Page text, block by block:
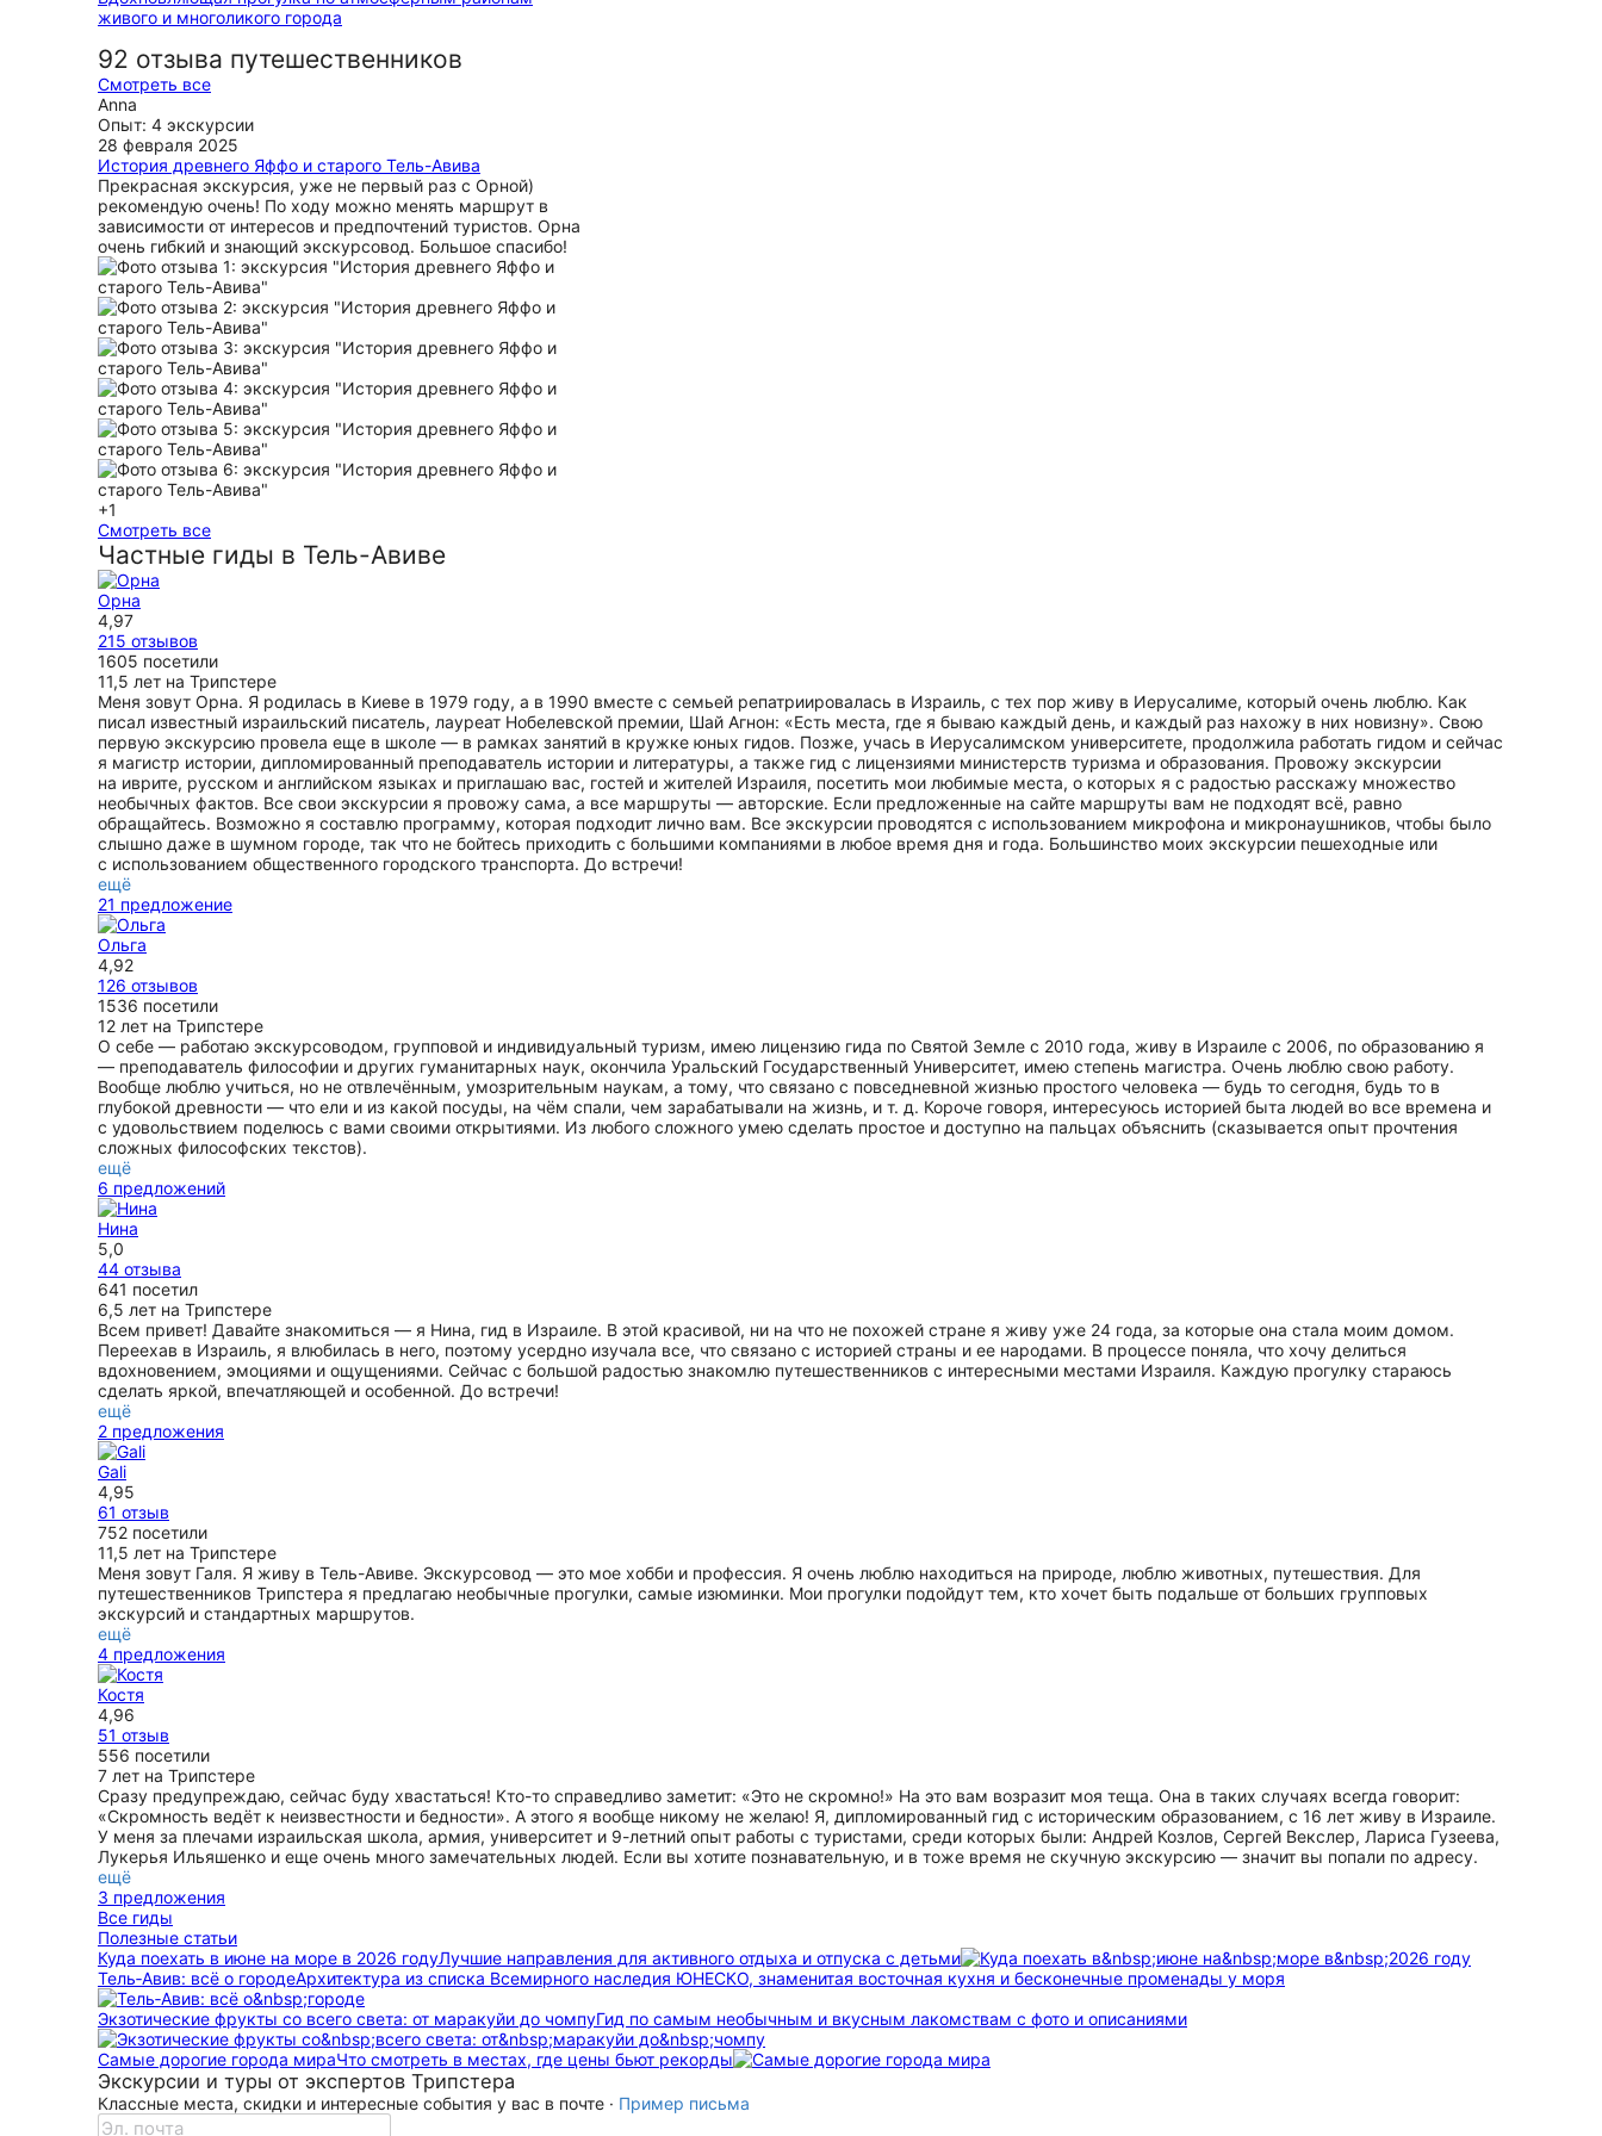
живого и многоликого города
92 отзыва путешественников
Смотреть все
Anna
Опыт: 4 экскурсии
28 февраля 2025
История древнего Яффо и старого Тель-Авива
Прекрасная экскурсия, уже не первый раз с Орной)
рекомендую очень! По ходу можно менять маршрут в
зависимости от интересов и предпочтений туристов. Орна
очень гибкий и знающий экскурсовод. Большое спасибо!
+1
Смотреть все
Частные гиды в Тель-Авиве
Орна
4,97
215 отзывов
1605 посетили
11,5 лет на Трипстере
Меня зовут Орна. Я родилась в Киеве в 1979 году, а в 1990 вместе с семьей репатриировалась в Израиль, с тех пор живу в Иерусалиме, который очень люблю. Как
писал известный израильский писатель, лауреат Нобелевской премии, Шай Агнон: «Есть места, где я бываю каждый день, и каждый раз нахожу в них новизну». Свою
первую экскурсию провела еще в школе — в рамках занятий в кружке юных гидов. Позже, учась в Иерусалимском университете, продолжила работать гидом и сейчас
я магистр истории, дипломированный преподаватель истории и литературы, а также гид с лицензиями министерств туризма и образования. Провожу экскурсии
на иврите, русском и английском языках и приглашаю вас, гостей и жителей Израиля, посетить мои любимые места, о которых я с радостью расскажу множество
необычных фактов. Все свои экскурсии я провожу сама, а все маршруты — авторские. Если предложенные на сайте маршруты вам не подходят всё, равно
обращайтесь. Возможно я составлю программу, которая подходит лично вам. Все экскурсии проводятся с использованием микрофона и микронаушников, чтобы было
слышно даже в шумном городе, так что не бойтесь приходить с большими компаниями в любое время дня и года. Большинство моих экскурсии пешеходные или
с использованием общественного городского транспорта. До встречи!
ещё
21 предложение
Ольга
4,92
126 отзывов
1536 посетили
12 лет на Трипстере
О себе — работаю экскурсоводом, групповой и индивидуальный туризм, имею лицензию гида по Святой Земле с 2010 года, живу в Израиле с 2006, по образованию я
— преподаватель философии и других гуманитарных наук, окончила Уральский Государственный Университет, имею степень магистра. Очень люблю свою работу.
Вообще люблю учиться, но не отвлечённым, умозрительным наукам, а тому, что связано с повседневной жизнью простого человека — будь то сегодня, будь то в
глубокой древности — что ели и из какой посуды, на чём спали, чем зарабатывали на жизнь, и т. д. Короче говоря, интересуюсь историей быта людей во все времена и
с удовольствием поделюсь с вами своими открытиями. Из любого сложного умею сделать простое и доступно на пальцах объяснить (сказывается опыт прочтения
сложных философских текстов).
ещё
6 предложений
Нина
5,0
44 отзыва
641 посетил
6,5 лет на Трипстере
Всем привет! Давайте знакомиться — я Нина, гид в Израиле. В этой красивой, ни на что не похожей стране я живу уже 24 года, за которые она стала моим домом.
Переехав в Израиль, я влюбилась в него, поэтому усердно изучала все, что связано с историей страны и ее народами. В процессе поняла, что хочу делиться
вдохновением, эмоциями и ощущениями. Сейчас с большой радостью знакомлю путешественников с интересными местами Израиля. Каждую прогулку стараюсь
cделать яркой, впечатляющей и особенной. До встречи!
ещё
2 предложения
Gali
4,95
61 отзыв
752 посетили
11,5 лет на Трипстере
Меня зовут Галя. Я живу в Тель-Авиве. Экскурсовод — это мое хобби и профессия. Я очень люблю находиться на природе, люблю животных, путешествия. Для
путешественников Трипстера я предлагаю необычные прогулки, самые изюминки. Мои прогулки подойдут тем, кто хочет быть подальше от больших групповых
экскурсий и стандартных маршрутов.
ещё
4 предложения
Костя
4,96
51 отзыв
556 посетили
7 лет на Трипстере
Сразу предупреждаю, сейчас буду хвастаться! Кто-то справедливо заметит: «Это не скромно!» На это вам возразит моя теща. Она в таких случаях всегда говорит:
«Скромность ведёт к неизвестности и бедности». А этого я вообще никому не желаю! Я, дипломированный гид с историческим образованием, с 16 лет живу в Израиле.
У меня за плечами израильская школа, армия, университет и 9-летний опыт работы с туристами, среди которых были: Андрей Козлов, Сергей Векслер, Лариса Гузеева,
Лукерья Ильяшенко и еще очень много замечательных людей. Если вы хотите познавательную, и в тоже время не скучную экскурсию — значит вы попали по адресу.
ещё
3 предложения
Все гиды
Полезные статьи
Куда поехать в июне на море в 2026 годуЛучшие направления для активного отдыха и отпуска с детьми
Тель‑Авив: всё о городеАрхитектура из списка Всемирного наследия ЮНЕСКО, знаменитая восточная кухня и бесконечные променады у моря
Экзотические фрукты со всего света: от маракуйи до чомпуГид по самым необычным и вкусным лакомствам с фото и описаниями
Самые дорогие города мираЧто смотреть в местах, где цены бьют рекорды
Экскурсии и туры от экспертов Трипстера
Классные места, скидки и интересные события у вас в почте · Пример письма